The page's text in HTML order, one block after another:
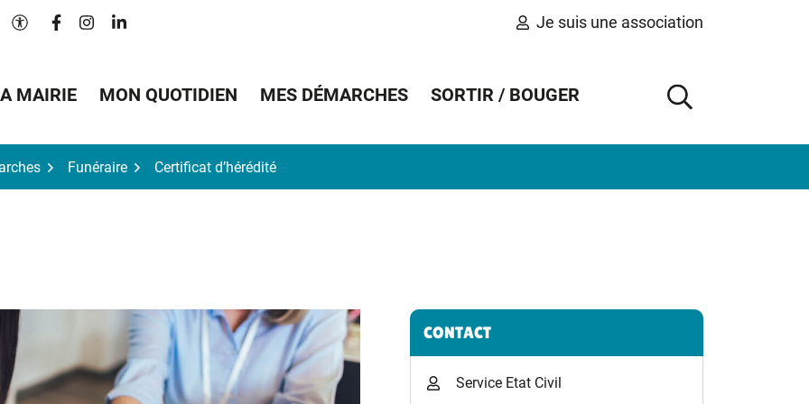
Paramètres d'accessibilité
Lien vers le compte Facebook
Lien vers le compte Instagram
Lien vers le compte Linkedin Je suis une association
MAIRIE MON QUOTIDIEN MES DÉMARCHES SORTIR / BOUGER
AFFICHER
Funéraire Certificat d’hérédité
Informations complémentaires
CONTACT
Service Etat Civil